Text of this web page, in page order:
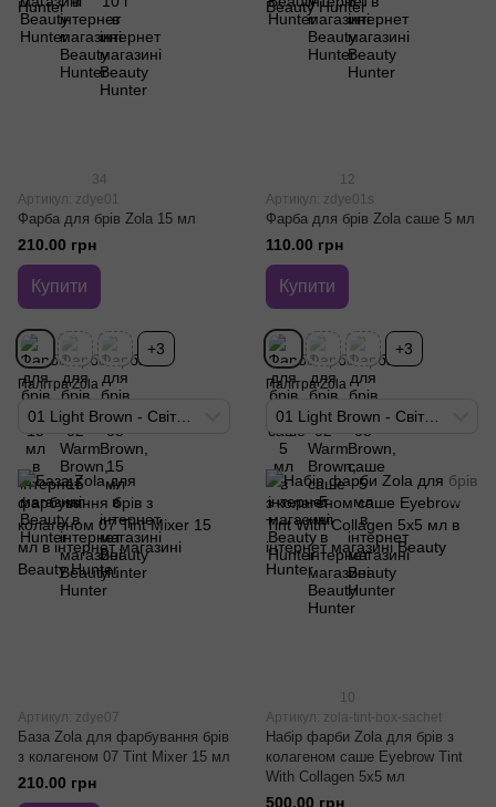
34
Артикул: zdye01
Фарба для брів Zola 15 мл
210.00 грн
Купити
+3
Палітра Zola
12
Артикул: zdye01s
Фарба для брів Zola саше 5 мл
110.00 грн
Купити
+3
Палітра Zola
Артикул: zdye07
База Zola для фарбування брів
з колагеном 07 Tint Mixer 15 мл
210.00 грн
10
Артикул: zola-tint-box-sachet
Набір фарби Zola для брів з
колагеном саше Eyebrow Tint
With Collagen 5x5 мл
500.00 грн